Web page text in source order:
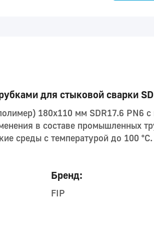
для стыковой сварки
180x110 мм SDR17.6 PN6
в составе промышленных
среды с температурой до 100
Бренд:
FIP